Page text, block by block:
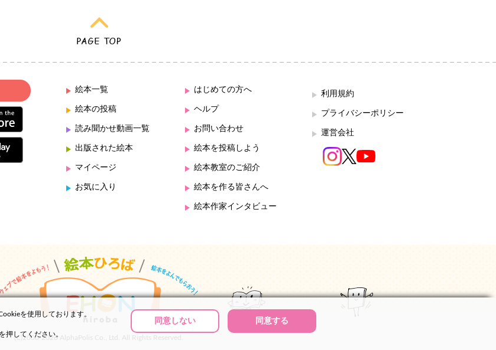
絵本一覧
絵本の投稿
読み聞かせ動画一覧
出版された絵本
マイページ
お気に入り
はじめての方へ
ヘルプ
お問い合わせ
絵本を投稿しよう
絵本教室のご紹介
絵本を作る皆さんへ
絵本作家インタビュー
利用規約
プライバシーポリシー
運営会社
(C)2000-2026 AlphaPolis Co., Ltd. All Rights Reserved.
を使用しております。
押してください。
同意しない 同意する